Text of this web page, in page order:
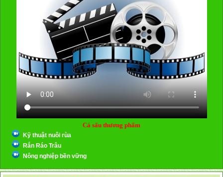
Cá sấu thương phẩm
Kỹ thuật nuôi rùa
Rắn Ráo Trâu
Nông nghiệp bền vững